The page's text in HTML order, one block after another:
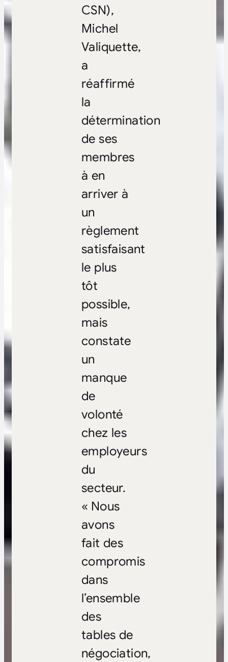
CSN),
Michel
Valiquette,
a
réaffirmé
la
détermination
de ses
membres
à en
arriver à
un
règlement
satisfaisant
le plus
tôt
possible,
mais
constate
un
manque
de
volonté
chez les
employeurs
du
secteur.
« Nous
avons
fait des
compromis
dans
l’ensemble
des
tables de
négociation,